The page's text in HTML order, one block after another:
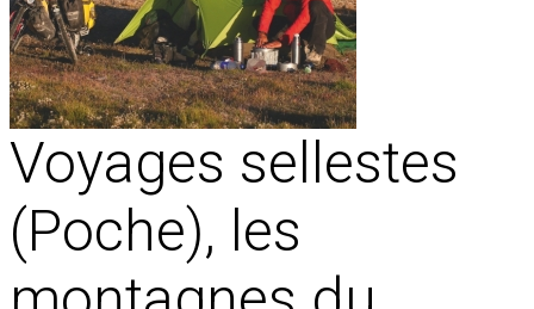
Voyages sellestes
(Poche), les